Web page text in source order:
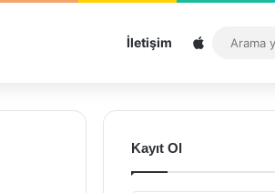
İletişim Sitemap
Kayıt Ol